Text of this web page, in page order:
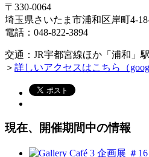
〒330-0064
埼玉県さいたま市浦和区岸町4-
電話：048-822-3894
交通：JR宇都宮線ほか 「浦和」
＞ 詳しいアクセスはこちら（
現在、開催期間中の情報